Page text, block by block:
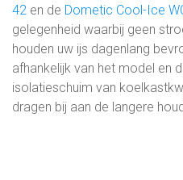
42 en de Dometic Cool-Ice
gelegenheid waarbij geen
houden uw ijs dagenlang
afhankelijk van het model en
isolatieschuim van
dragen bij aan de langere